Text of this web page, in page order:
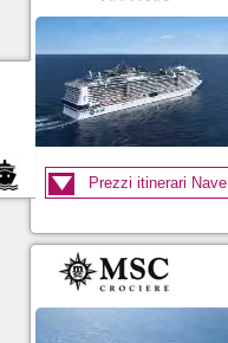
Prezzi itinerari Nave